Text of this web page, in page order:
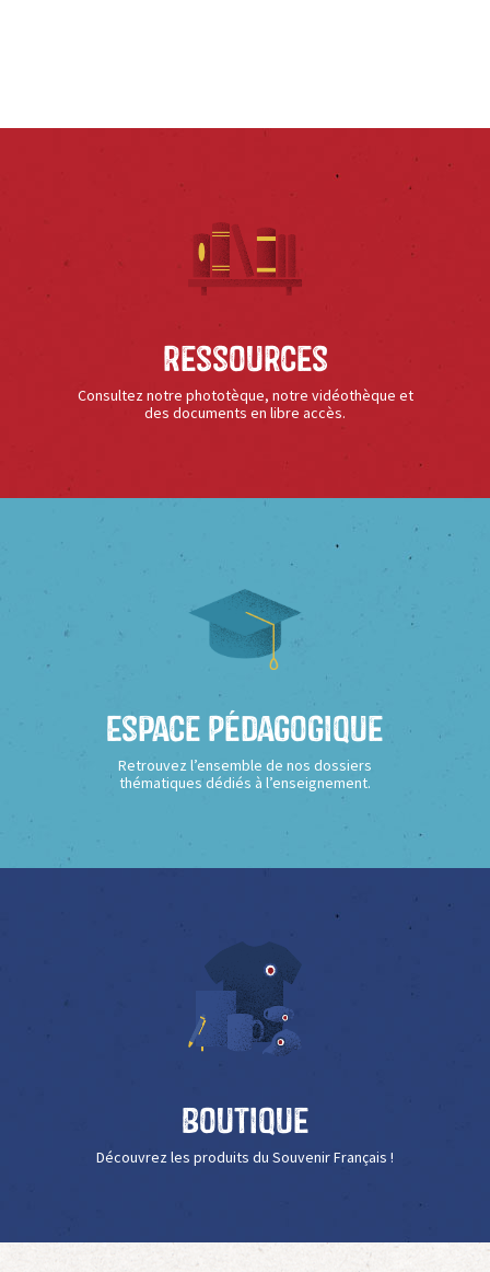
Ressources
Consultez notre phototèque, notre vidéothèque et
des documents en libre accès.
Espace Pédagogique
Retrouvez l’ensemble de nos dossiers
thématiques dédiés à l’enseignement.
Boutique
Découvrez les produits du Souvenir Français !